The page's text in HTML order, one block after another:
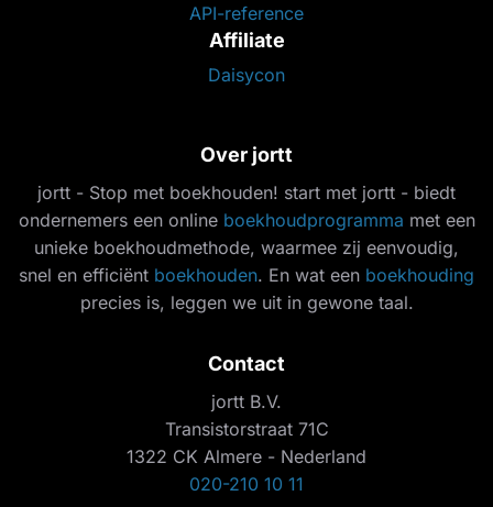
API-reference
Affiliate
Daisycon
Over jortt
jortt - Stop met boekhouden! start met jortt - biedt
ondernemers een online boekhoudprogramma met een
unieke boekhoudmethode, waarmee zij eenvoudig,
snel en efficiënt boekhouden. En wat een boekhouding
precies is, leggen we uit in gewone taal.
Contact
jortt B.V.
Transistorstraat 71C
1322 CK Almere - Nederland
020-210 10 11